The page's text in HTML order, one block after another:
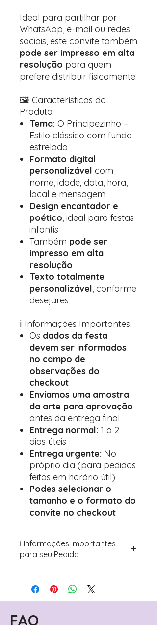
Ideal para partilhar por
WhatsApp, e-mail ou redes
sociais, este convite também
pode ser impresso em alta
resolução para quem
prefere distribuir fisicamente.
🖼 Características do
Produto:
Tema: O Principezinho –
Estilo clássico com fundo
estrelado
Formato digital
personalizável com
nome, idade, data, hora,
local e mensagem
Design encantador e
poético, ideal para festas
infantis
Também pode ser
impresso em alta
resolução
Texto totalmente
personalizável, conforme
desejares
ℹ️ Informações Importantes:
Os dados da festa
devem ser informados
no campo de
observações do
checkout
Enviamos uma amostra
da arte para aprovação
antes da entrega final
Entrega normal: 1 a 2
dias úteis
Entrega urgente: No
próprio dia (para pedidos
feitos em horário útil)
Podes selecionar o
tamanho e o formato do
convite no checkout
ℹ️ Informações Importantes
para seu Pedido
Avance para a página de checkout
(próximo passo após o carrinho)
Encontre o campo de "Notas do
Pedido"
FAQ